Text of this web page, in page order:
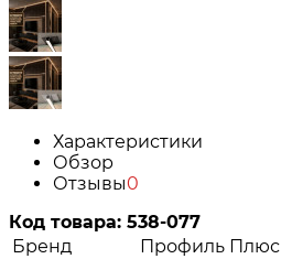
Характеристики
Обзор
Отзывы0
Код товара: 538-077
Бренд
Профиль Плюс